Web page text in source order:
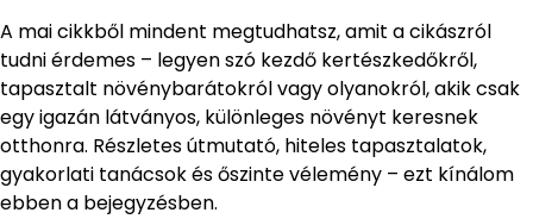
A mai cikkből mindent megtudhatsz, amit a cikászról
tudni érdemes – legyen szó kezdő kertészkedőkről,
tapasztalt növénybarátokról vagy olyanokról, akik csak
egy igazán látványos, különleges növényt keresnek
otthonra. Részletes útmutató, hiteles tapasztalatok,
gyakorlati tanácsok és őszinte vélemény – ezt kínálom
ebben a bejegyzésben.